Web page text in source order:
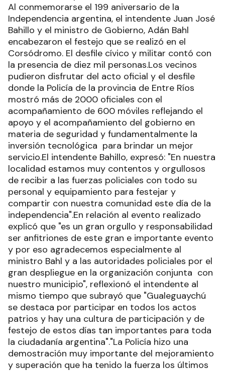
Al conmemorarse el 199 aniversario de la
Independencia argentina, el intendente Juan José
Bahillo y el ministro de Gobierno, Adán Bahl
encabezaron el festejo que se realizó en el
Corsódromo. El desfile cívico y militar contó con
la presencia de diez mil personas.Los vecinos
pudieron disfrutar del acto oficial y el desfile
donde la Policía de la provincia de Entre Ríos
mostró más de 2000 oficiales con el
acompañamiento de 600 móviles reflejando el
apoyo y el acompañamiento del gobierno en
materia de seguridad y fundamentalmente la
inversión tecnológica para brindar un mejor
servicio.El intendente Bahillo, expresó: "En nuestra
localidad estamos muy contentos y orgullosos
de recibir a las fuerzas policiales con todo su
personal y equipamiento para festejar y
compartir con nuestra comunidad este día de la
independencia".En relación al evento realizado
explicó que "es un gran orgullo y responsabilidad
ser anfitriones de este gran e importante evento
y por eso agradecemos especialmente al
ministro Bahl y a las autoridades policiales por el
gran despliegue en la organización conjunta con
nuestro municipio", reflexionó el intendente al
mismo tiempo que subrayó que "Gualeguaychú
se destaca por participar en todos los actos
patrios y hay una cultura de participación y de
festejo de estos días tan importantes para toda
la ciudadanía argentina"."La Policía hizo una
demostración muy importante del mejoramiento
y superación que ha tenido la fuerza los últimos